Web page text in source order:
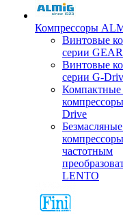
Компрессоры
Винтовые
серии
Винтовые
серии G-
Drive
частотным
LENTO